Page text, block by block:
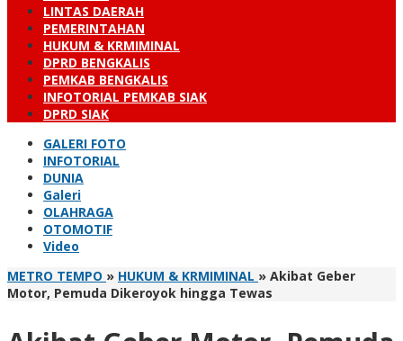
LINTAS DAERAH
PEMERINTAHAN
HUKUM & KRMIMINAL
DPRD BENGKALIS
PEMKAB BENGKALIS
INFOTORIAL PEMKAB SIAK
DPRD SIAK
GALERI FOTO
INFOTORIAL
DUNIA
Galeri
OLAHRAGA
OTOMOTIF
Video
METRO TEMPO » HUKUM & KRMIMINAL » Akibat Geber
Motor, Pemuda Dikeroyok hingga Tewas